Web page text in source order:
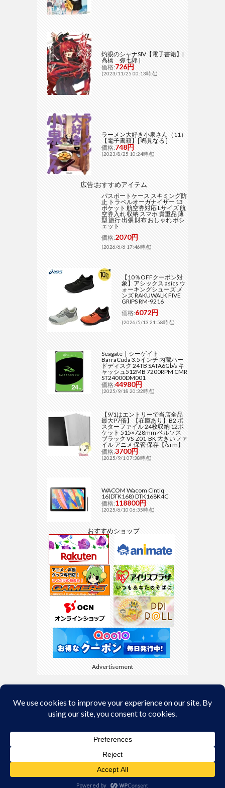
灼眼のシャナSIV【電子書籍】[
高橋 弥七郎 ]
価格:726円
(2023/11/25 00:13時点)
ラーメン大好き小泉さん（11）
【電子書籍】[ 鳴見なる ]
価格:748円
(2023/8/25 10:24時点)
広告:おすすめアイテム
パスポートケース スキミング防
止 トラベルオーガナイザー 13
ポケット 航空券対応 Lサイズ 航
空券入れ 収納 スマホ 貴重品 薄
型 旅行 出張 財布 おしゃれ ポシ
ェット
価格:2070円
(2026/6/6 17:46時点)
【10％OFFクーポン対
象】アシックス asics ウ
ォーキングシューズ メ
ンズ RAKUWALK FIVE
GRIPS RM-9216
価格:6072円
(2026/5/13 21:58時点)
Seagate｜シーゲイト
BarraCuda 3.5インチ 内蔵ハー
ドディスク 24TB SATA6Gb/s キ
ャッシュ512MB 7200RPM CMR
ST24000DM001
価格:44980円
(2025/9/18 20:32時点)
【9/1はエントリーで当店全品
最大P7倍】【在庫あり】B2 ポ
スターファイル 24枚収納 12ポ
ケット 515×728mm ベルソス
ブラック VS-Z01-BK 大きいファ
イル アニメ 保管 保存【/srm】
価格:3700円
(2025/9/1 07:38時点)
WACOM Wacom Cintiq
16(DTK168) DTK168K4C
価格:118800円
(2025/6/10 06:35時点)
おすすめショップ
Advertisement
Back to Top
© Copyright 2026kyamaBlog